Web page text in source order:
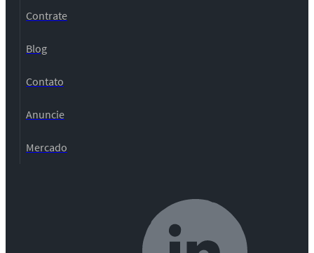
Contrate
Blog
Contato
Anuncie
Mercado